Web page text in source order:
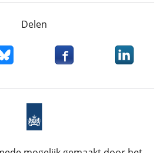
Delen
X dit item op Bluesky
Deel dit item opDeel dit